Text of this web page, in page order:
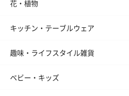
花・植物
キッチン・テーブルウェア
趣味・ライフスタイル雑貨
ベビー・キッズ